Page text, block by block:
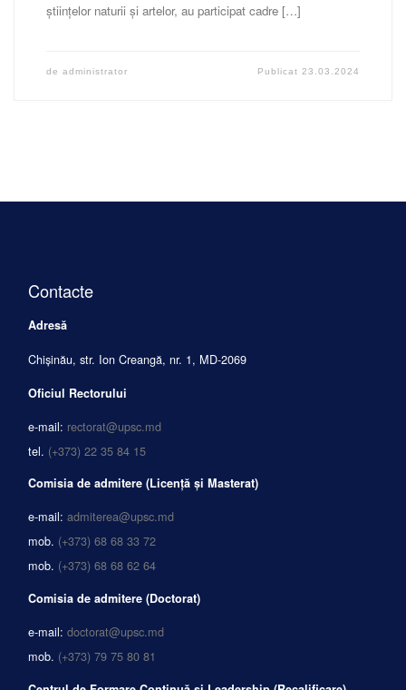
științelor naturii și artelor, au participat cadre […]
de administrator Publicat23.03.2024
Contacte
Adresă
Chișinău, str. Ion Creangă, nr. 1, MD-2069
Oficiul Rectorului
e-mail: rectorat@upsc.md
tel. (+373) 22 35 84 15
Comisia de admitere (Licență și Masterat)
e-mail: admiterea@upsc.md
mob. (+373) 68 68 33 72
mob. (+373) 68 68 62 64
Comisia de admitere (Doctorat)
e-mail: doctorat@upsc.md
mob. (+373) 79 75 80 81